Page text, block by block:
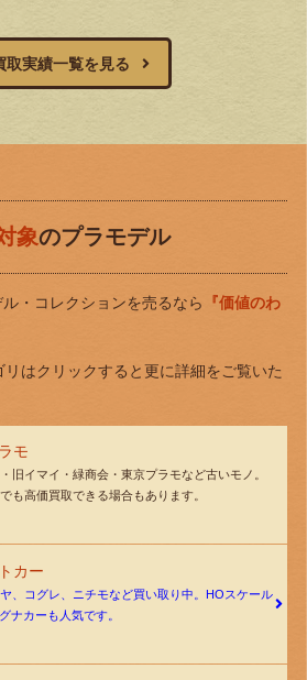
取実績一覧を見る
象のプラモデル
・コレクションを売るなら
『価値のわ
はクリックすると更に詳細をご覧いた
モ
旧イマイ・緑商会・東京プラモなど古いモノ。
も高価買取できる場合もあります。
カー
、コグレ、ニチモなど買い取り中。HOスケール
ナカーも人気です。